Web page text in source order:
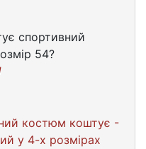
спортивний
54?
костюм коштує -
у 4-х розмірах